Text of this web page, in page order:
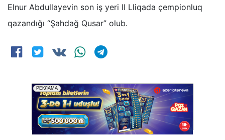
Elnur Abdullayevin son iş yeri II Lliqada çempionluq
qazandığı “Şahdağ Qusar” olub.